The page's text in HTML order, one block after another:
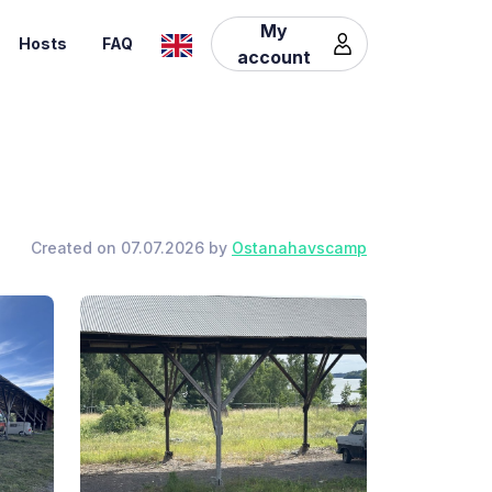
Hosts FAQ
My
account
Created on 07.07.2026 by Ostanahavscamp